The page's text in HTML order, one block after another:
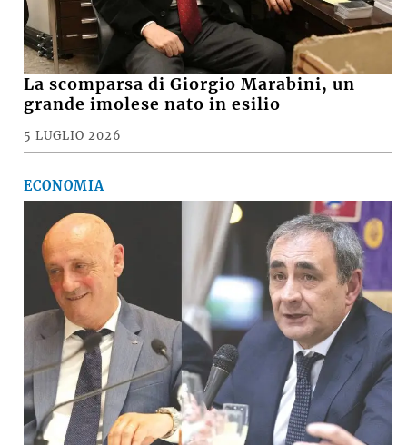
La scomparsa di Giorgio Marabini, un
grande imolese nato in esilio
5 LUGLIO 2026
ECONOMIA